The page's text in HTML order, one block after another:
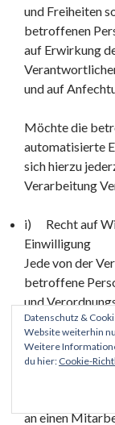
und Freiheiten
betroffenen
auf Erwirkung
und auf
Möchte die
automatisierte
sich hierzu
Verarbeitung
i) Recht auf
Einwilligung
Jede von der
betroffene
und
zur
widerrufen.
Möchte die
Einwilligung
an einen
Datenschutz &
Website weiterhin
Weitere
du hier: Cookie-